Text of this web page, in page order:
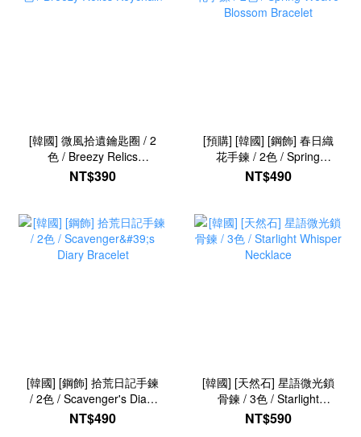
[韓國] 微風拾遺鑰匙圈 / 2
色 / Breezy Relics
Keychain
NT$390
[預購] [韓國] [鋼飾] 春日織
花手鍊 / 2色 / Spring
Weave Blossom Bracelet
NT$490
[韓國] [鋼飾] 拾荒日記手鍊
/ 2色 / Scavenger's Diary
Bracelet
NT$490
[韓國] [天然石] 星語微光鎖
骨鍊 / 3色 / Starlight
Whisper Necklace
NT$590